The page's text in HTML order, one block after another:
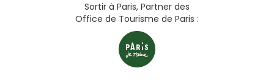
Sortir à Paris, Partner des
Office de Tourisme de Paris :